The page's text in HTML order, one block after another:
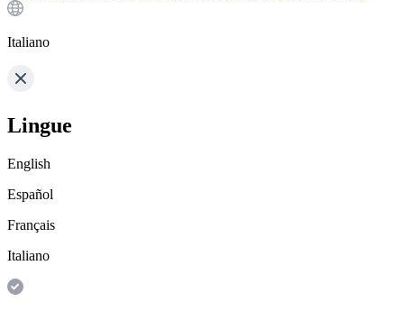
Italiano
Lingue
English
Español
Français
Italiano